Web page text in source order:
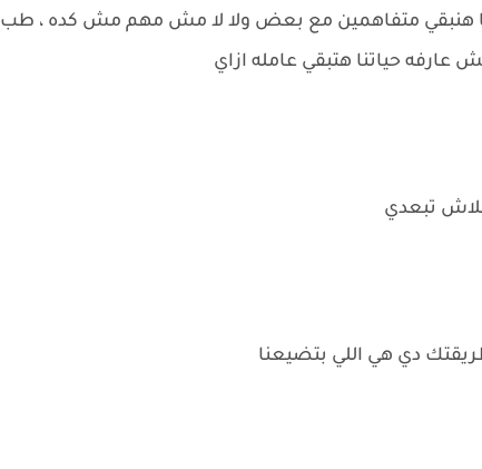
هنبقي متفاهمين مع بعض ولا لا مش مهم مش كده ، طب
عارفه حياتنا هتبقي عامله ازاي
تبعدي
دي هي اللي بتضيعنا